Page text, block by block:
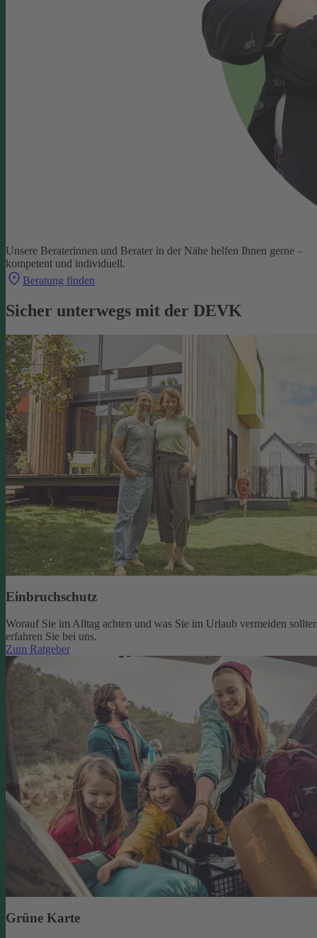
Unsere Beraterinnen und Berater in der Nähe helfen Ihnen gerne –
kompetent und individuell.
Beratung finden
Sicher unterwegs mit der DEVK
Einbruchschutz
Worauf Sie im Alltag achten und was Sie im Urlaub vermeiden
erfahren Sie bei uns.
Zum Ratgeber
Grüne Karte